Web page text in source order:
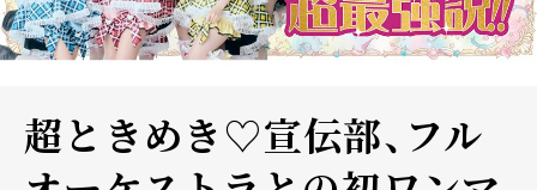
超ときめき♡宣伝部、フル